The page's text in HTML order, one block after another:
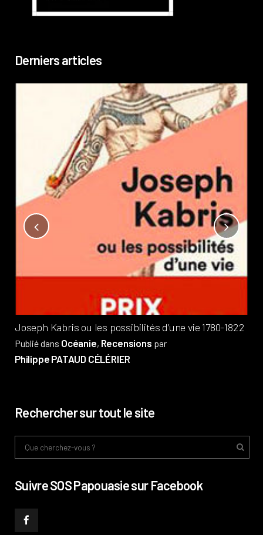
Derniers articles
Joseph Kabris ou les possibilités d’une vie 1780-1822
Publié dans Océanie, Recensions par
Philippe PATAUD CÉLÉRIER
Rechercher sur tout le site
Suivre SOS Papouasie sur Facebook